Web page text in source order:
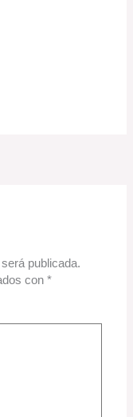
publicada.
con*